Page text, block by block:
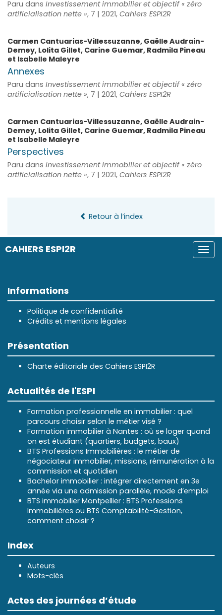
CAHIERS ESPI2R
Paru dans Investissement immobilier et objectif « zéro
artificialisation nette », 7 | 2021, Cahiers ESPI2R
Carmen Cantuarias-Villessuzanne, Gaëlle Audrain-
Demey, Lolita Gillet, Carine Guemar, Radmila Pineau
et Isabelle Maleyre
Annexes
Paru dans Investissement immobilier et objectif « zéro
artificialisation nette », 7 | 2021, Cahiers ESPI2R
Carmen Cantuarias-Villessuzanne, Gaëlle Audrain-
Demey, Lolita Gillet, Carine Guemar, Radmila Pineau
et Isabelle Maleyre
Perspectives
Paru dans Investissement immobilier et objectif « zéro
artificialisation nette », 7 | 2021, Cahiers ESPI2R
Retour à l’index
Informations
Politique de confidentialité
Crédits et mentions légales
Présentation
Charte éditoriale des Cahiers ESPI2R
Actualités de l'ESPI
Formation professionnelle en immobilier : quel
parcours choisir selon le métier visé ?
Formation immobilier à Nantes : où se loger quand
on est étudiant (quartiers, budgets, baux)
BTS Professions Immobilières : le métier de
négociateur immobilier, missions, rémunération à la
commission et quotidien
Bachelor immobilier : intégrer directement en 3e
année via une admission parallèle, mode d’emploi
BTS immobilier Montpellier : BTS Professions
Immobilières ou BTS Comptabilité-Gestion,
comment choisir ?
Index
Auteurs
Mots-clés
Actes des journées d’étude